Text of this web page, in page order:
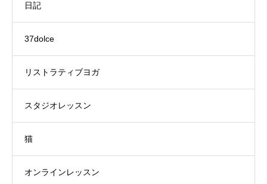
日記
37dolce
リストラティブヨガ
スタジオレッスン
猫
オンラインレッスン